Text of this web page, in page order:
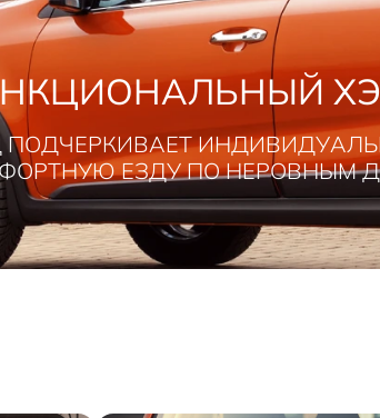
ЕЗДУ ПО НЕРОВНЫМ